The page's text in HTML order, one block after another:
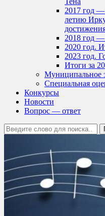
2017 год —
летию
2018 год
2020 год.
2023 год.
Итоги за
Муниципальное
Специальная
Конкурсы
Новости
Вопрос — ответ